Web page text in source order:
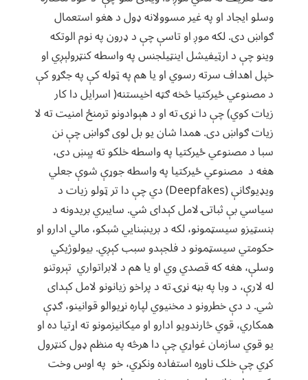
وسلو ایجاد او په غیر مسوولانه ډول د هغو استعمال
ګواښ دی. لکه موږ او تاسې چې د ډرون په نوم الوتکه
وینو چې د ارټیفیشل اینټیلجنس په واسطه کنټرولېږي او
خپل اهداف سرته رسوي او یا هم په ټوله کې په جګړو کې
د مصنوعي ځیرکتیا څخه ګټه اخیستنه( اسرایل دا کار
زیات کوي) چې دا نړۍ ته او د هېوادونو ترمنځ امنیت ته لا
زیات ګواښ دی. همدا شان یو بل لوی ګواښ چې نن
سبا د مصنوعي ځیرکتیا په واسطه خلکو ته پېښ دی،
هغه د مصنوعي ځیرکتیا په واسطه جوړې شوې جعلي
ویډیوګانې (Deepfakes) دي چې دا تر ټولو زیات د
سیاسي بې ثباتۍ لامل کېدای شي. سایبري بریدونه د
بنسټیزو سیسټمونو، لکه د بریښنایي شبکو، مالي ادارو او
حکومتي سیسټمونو د فلجېدو سبب کېږي. بیولوژیکي
وسلې، هغه که قصدي وي او یا هم د لابراتواري تېروتنو
له لارې، د وبا په بڼه نړۍ ته د پراخو زیانونو لامل کېدای
شي. د دې خطرونو د مخنیوي لپاره نړیوالو قوانینو، ګډې
همکاري، قوي څارندویو ادارو او میکانیزمونو ته اړتیا ده او
یو قوي سازمان غواړي چې دا هرڅه په منظم ډول کنټرول
کړي چې خلک ناوړه استفاده ونکړي، خو په اوس وخت